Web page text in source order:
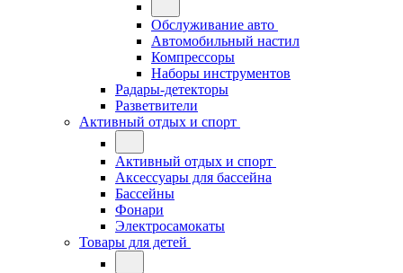
Обслуживание авто
Автомобильный настил
Компрессоры
Наборы инструментов
Радары-детекторы
Разветвители
Активный отдых и спорт
Активный отдых и спорт
Аксессуары для бассейна
Бассейны
Фонари
Электросамокаты
Товары для детей